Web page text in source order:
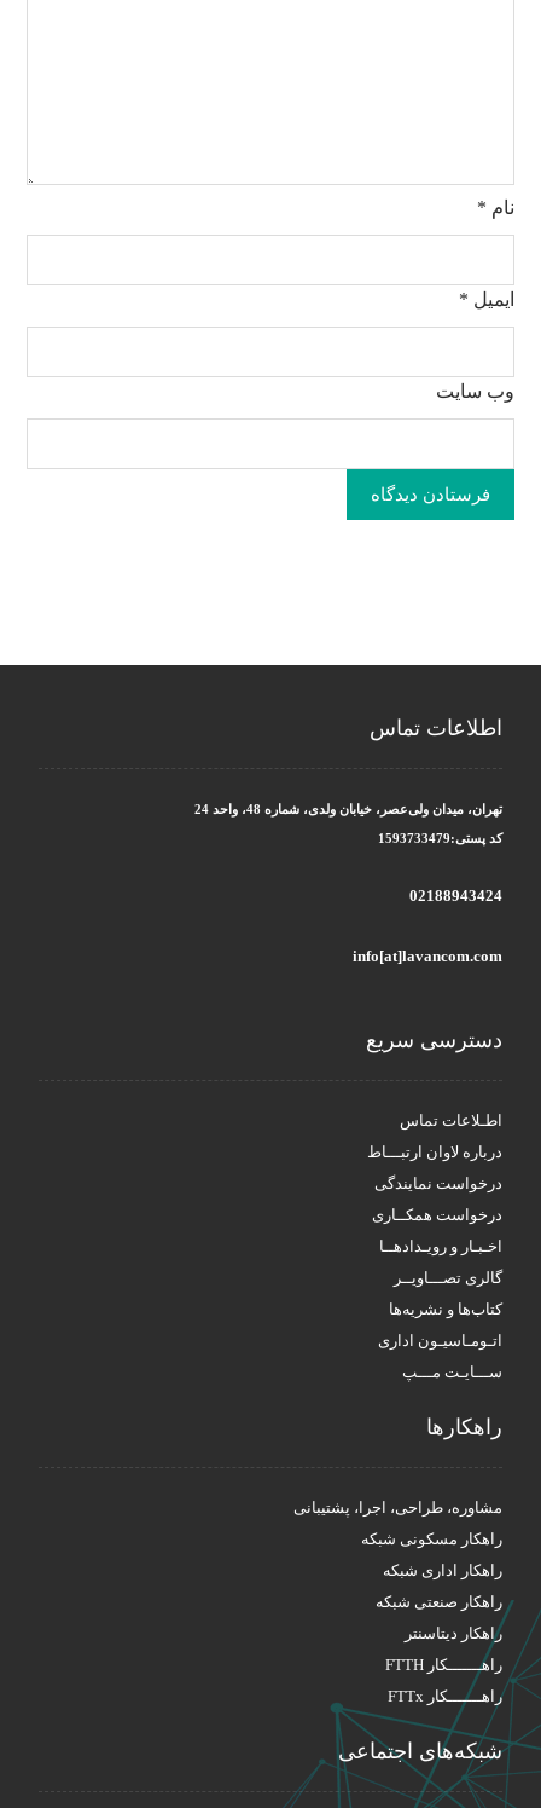
نام *
ایمیل *
وب‌ سایت
فرستادن دیدگاه
اطلاعات تماس
تهران، میدان ولی‌عصر، خیابان ولدی، شماره 48، واحد 24
کد پستی:1593733479
02188943424
info[at]lavancom.com
دسترسی سریع
اطـلاعات تماس
درباره لاوان ارتبـــاط
درخواست نمایندگی
درخواست همکــاری
اخـبـار و رویـدادهــا
گالری تصـــاویــر
کتاب‌ها و نشریه‌ها
اتـومـاسیـون اداری
ســـایـت مـــپ
راهکار‌ها
مشاوره، طراحی، اجرا، پشتیبانی
راهکار مسکونی شبکه
راهکار اداری شبکه
راهکار صنعتی شبکه
راهکار دیتاسنتر
راهـــــــکار FTTH
راهـــــــکار FTTx
شبکه‌های اجتماعی